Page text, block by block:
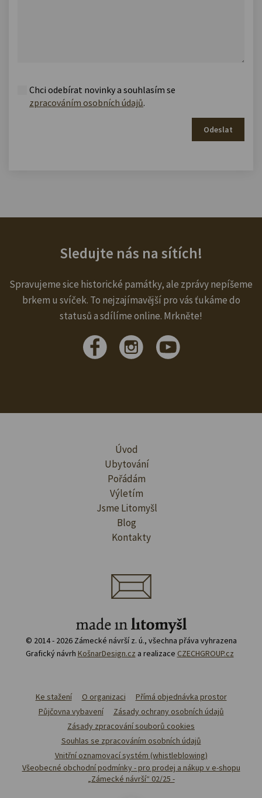
Chci odebírat novinky a souhlasím se
zpracováním osobních údajů.
Odeslat
Sledujte nás na sítích!
Spravujeme sice historické památky, ale zprávy nepíšeme
brkem u svíček. To nejzajímavější pro vás ťukáme do
statusů a sdílíme online. Mrkněte!
Úvod
Ubytování
Pořádám
Výletím
Jsme Litomyšl
Blog
Kontakty
© 2014 - 2026 Zámecké návrší z. ú., všechna přáva vyhrazena
Grafický návrh KošnarDesign.cz a realizace CZECHGROUP.cz
Ke stažení O organizaci
Přímá objednávka prostor
Půjčovna vybavení
Zásady ochrany osobních údajů
Zásady zpracování souborů cookies
Souhlas se zpracováním osobních údajů
Vnitřní oznamovací systém (whistleblowing)
Všeobecné obchodní podmínky - pro prodej a nákup v e-shopu
„Zámecké návrší“ 02/25 -